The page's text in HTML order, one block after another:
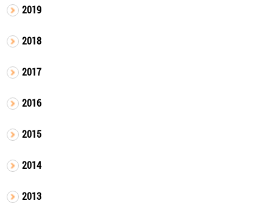
2019
2018
2017
2016
2015
2014
2013